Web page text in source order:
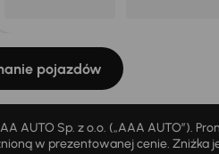
pojazdów
AUTO Sp. z o.o. („AAA AUTO”).
w prezentowanej cenie. Zniżka